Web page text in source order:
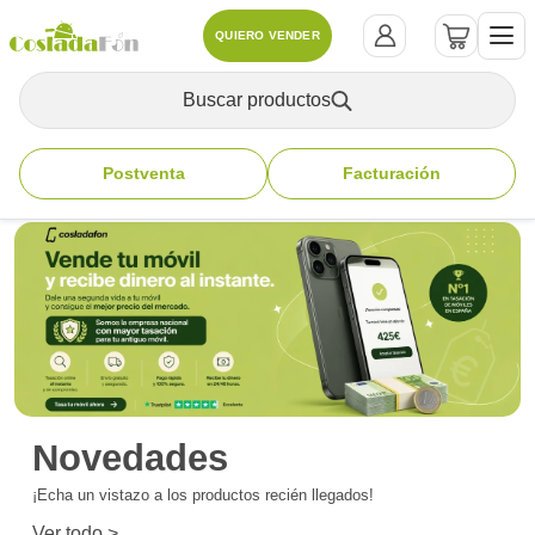
QUIERO VENDER
Buscar productos
Postventa Facturación
Novedades
¡Echa un vistazo a los productos recién llegados!